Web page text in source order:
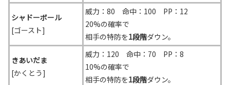
シャドーボール
[ゴースト]
威力：80 命中：100 PP：12
20%の確率で
相手の特防を1段階ダウン。
きあいだま
[かくとう]
威力：120 命中：70 PP：8
10%の確率で
相手の特防を1段階ダウン。